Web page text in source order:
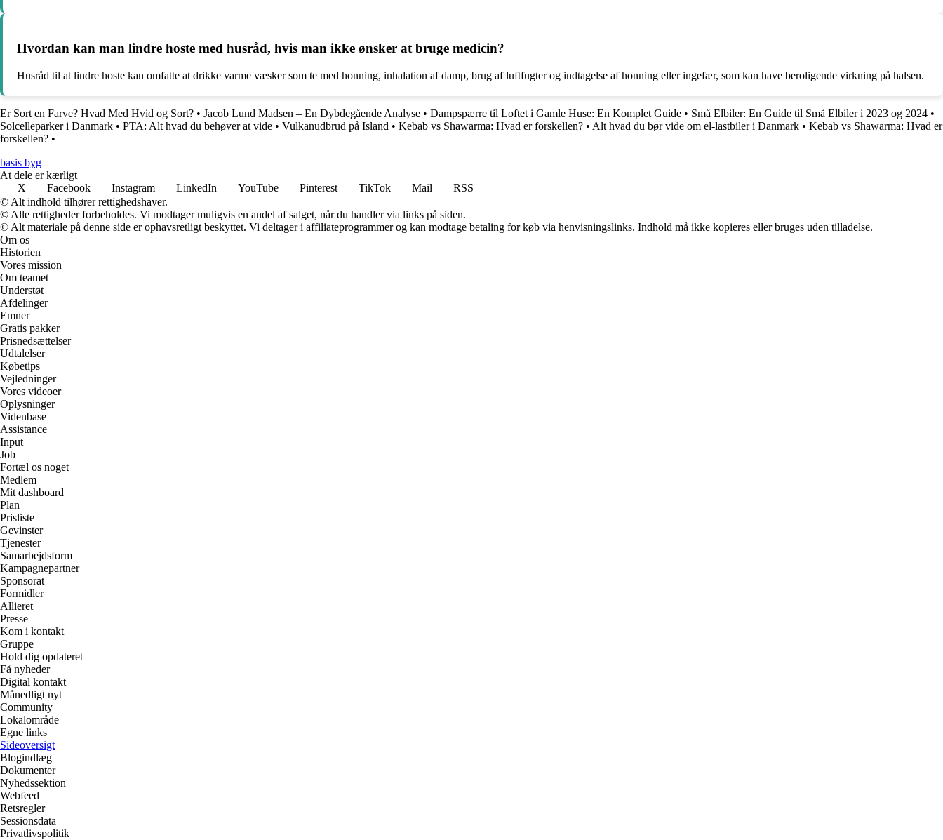
Hvordan kan man lindre hoste med husråd, hvis man ikke ønsker at bruge medicin?
Husråd til at lindre hoste kan omfatte at drikke varme væsker som te med honning, inhalation af damp, brug af luftfugter og indtagelse af honning eller ingefær, som kan have beroligende virkning på halsen.
Er Sort en Farve? Hvad Med Hvid og Sort? • Jacob Lund Madsen – En Dybdegående Analyse • Dampspærre til Loftet i Gamle Huse: En Komplet Guide • Små Elbiler: En Guide til Små Elbiler i 2023 og 2024 •
Solcelleparker i Danmark • PTA: Alt hvad du behøver at vide • Vulkanudbrud på Island • Kebab vs Shawarma: Hvad er forskellen? • Alt hvad du bør vide om el-lastbiler i Danmark • Kebab vs Shawarma: Hvad er
forskellen? •
basis byg
At dele er kærligt
X
Facebook Instagram LinkedIn YouTube Pinterest TikTok Mail
RSS
© Alt indhold tilhører rettighedshaver.
© Alle rettigheder forbeholdes. Vi modtager muligvis en andel af salget, når du handler via links på siden.
© Alt materiale på denne side er ophavsretligt beskyttet. Vi deltager i affiliateprogrammer og kan modtage betaling for køb via henvisningslinks. Indhold må ikke kopieres eller bruges uden tilladelse.
Om os
Historien
Vores mission
Om teamet
Understøt
Afdelinger
Emner
Gratis pakker
Prisnedsættelser
Udtalelser
Købetips
Vejledninger
Vores videoer
Oplysninger
Videnbase
Assistance
Input
Job
Fortæl os noget
Medlem
Mit dashboard
Plan
Prisliste
Gevinster
Tjenester
Samarbejdsform
Kampagnepartner
Sponsorat
Formidler
Allieret
Presse
Kom i kontakt
Gruppe
Hold dig opdateret
Få nyheder
Digital kontakt
Månedligt nyt
Community
Lokalområde
Egne links
Sideoversigt
Blogindlæg
Dokumenter
Nyhedssektion
Webfeed
Retsregler
Sessionsdata
Privatlivspolitik